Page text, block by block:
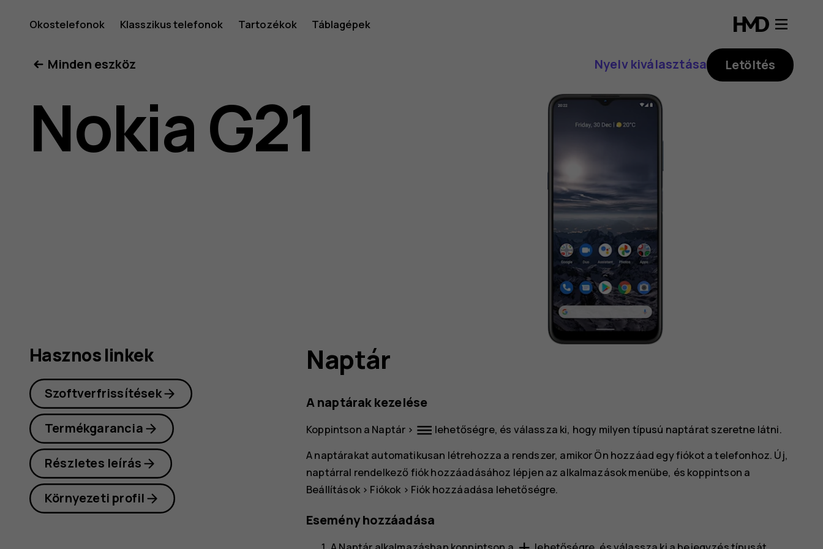
Nokia
G21
felhasználói
Okostelefonok Klasszikus telefonok Tartozékok Táblagépek
Minden eszköz Nyelv kiválasztása Letöltés
Nokia G21
Naptár
A naptárak kezelése
Koppintson a Naptár > dehaze lehetőségre, és válassza ki, hogy milyen típusú naptárat szeretne látni.
A naptárakat automatikusan létrehozza a rendszer, amikor Ön hozzáad egy fiókot a telefonhoz. Új,
naptárral rendelkező fiók hozzáadásához lépjen az alkalmazások menübe, és koppintson a
Beállítások> Fiókok> Fiók hozzáadása lehetőségre.
Esemény hozzáadása
Hasznos linkek
Szoftverfrissítések
Termékgarancia
Részletes leírás
Környezeti profil